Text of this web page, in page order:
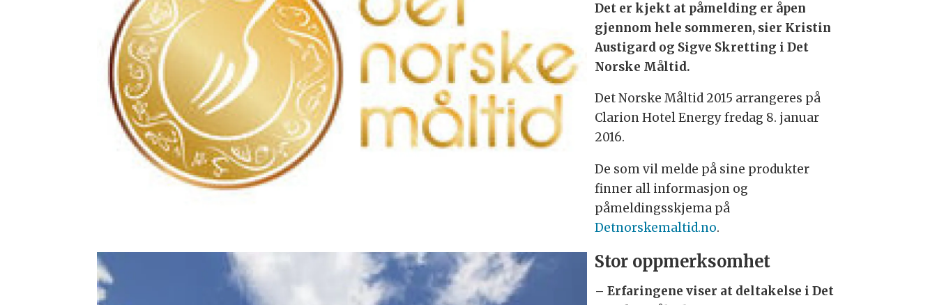
Det er kjekt at påmelding er åpen
gjennom hele sommeren, sier Kristin
Austigard og Sigve Skretting i Det
Norske Måltid.
Det Norske Måltid 2015 arrangeres på
Clarion Hotel Energy fredag 8. januar
2016.
De som vil melde på sine produkter
finner all informasjon og
påmeldingsskjema på
Detnorskemaltid.no.
Stor oppmerksomhet
– Erfaringene viser at deltakelse i Det